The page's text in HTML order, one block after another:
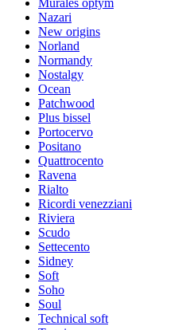
Murales optym
Nazari
New origins
Norland
Normandy
Nostalgy
Ocean
Patchwood
Plus bissel
Portocervo
Positano
Quattrocento
Ravena
Rialto
Ricordi venezziani
Riviera
Scudo
Settecento
Sidney
Soft
Soho
Soul
Technical soft